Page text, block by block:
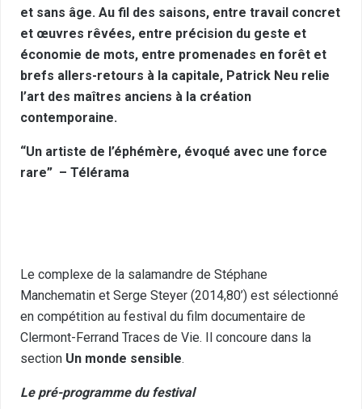
et sans âge. Au fil des saisons, entre travail concret
et œuvres rêvées, entre précision du geste et
économie de mots, entre promenades en forêt et
brefs allers-retours à la capitale, Patrick Neu relie
l’art des maîtres anciens à la création
contemporaine.
“Un artiste de l’éphémère, évoqué avec une force
rare” – Télérama
Le complexe de la salamandre de Stéphane
Manchematin et Serge Steyer (2014,80’) est sélectionné
en compétition au festival du film documentaire de
Clermont-Ferrand Traces de Vie. Il concoure dans la
section Un monde sensible.
Le pré-programme du festival